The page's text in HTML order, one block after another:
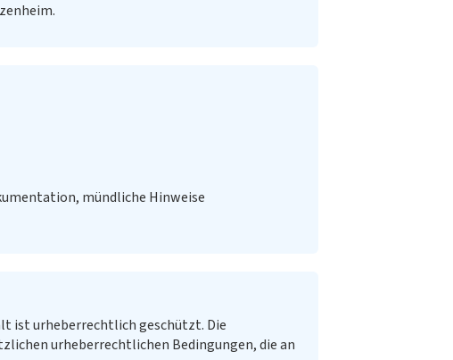
mündliche Hinweise
ist urheberrechtlich geschützt. Die
urheberrechtlichen Bedingungen, die an